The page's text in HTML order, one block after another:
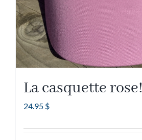
La casquette rose!
24.95 $